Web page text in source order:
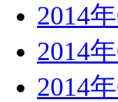
2014
2014
2014